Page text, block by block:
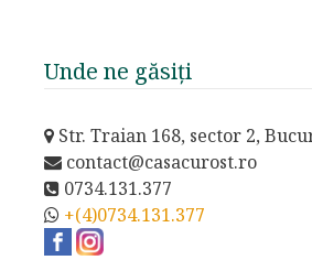
Unde ne găsiți
Str. Traian 168, sector 2,
contact@casacurost.ro
0734.131.377
+(4)0734.131.377